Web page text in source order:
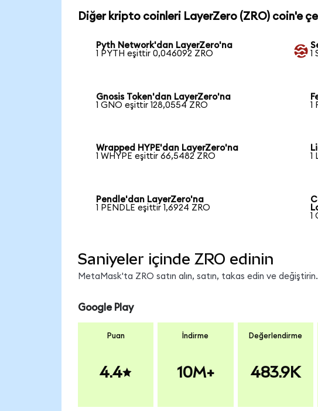
Diğer kripto coinleri LayerZero (ZRO) coin'e
Pyth Network'dan LayerZero'na
1 PYTH eşittir 0,046092 ZRO
1
Gnosis Token'dan LayerZero'na
1 GNO eşittir 128,0554 ZRO
1
Wrapped HYPE'dan LayerZero'na
1 WHYPE eşittir 66,5482 ZRO
1
Pendle'dan LayerZero'na
1 PENDLE eşittir 1,6924 ZRO
1
Saniyeler içinde ZRO edinin
MetaMask'ta ZRO satın alın, satın, takas edin ve
Google Play
Puan
4.4
İndirme
10M+
Değerlendirme
483.9K